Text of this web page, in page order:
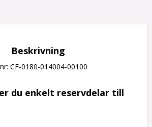
Beskrivning
CF-0180-014004-00100
du enkelt reservdelar till